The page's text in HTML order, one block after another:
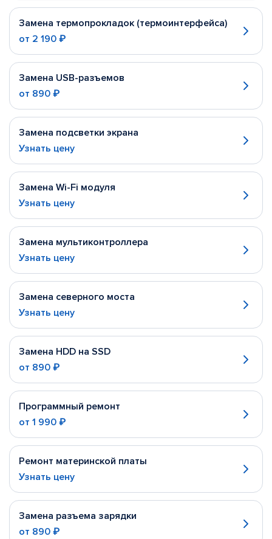
Замена термопрокладок (термоинтерфейса)
от 2 190 ₽
Замена USB-разъемов
от 890 ₽
Замена подсветки экрана
Узнать цену
Замена Wi-Fi модуля
Узнать цену
Замена мультиконтроллера
Узнать цену
Замена северного моста
Узнать цену
Замена HDD на SSD
от 890 ₽
Программный ремонт
от 1 990 ₽
Ремонт материнской платы
Узнать цену
Замена разъема зарядки
от 890 ₽